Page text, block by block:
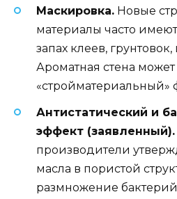
Маскировка. Новые
материалы часто
запах клеев, грунтовок,
Ароматная стена может
«стройматериальный»
Антистатический и
эффект (заявленный).
производители
масла в пористой
размножение